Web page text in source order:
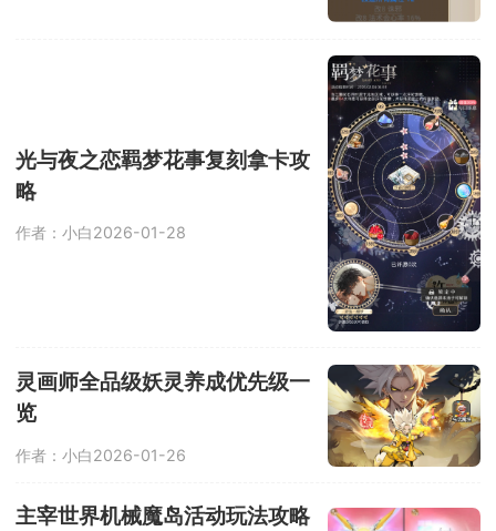
光与夜之恋羁梦花事复刻拿卡攻
略
作者：小白2026-01-28
灵画师全品级妖灵养成优先级一
览
作者：小白2026-01-26
主宰世界机械魔岛活动玩法攻略